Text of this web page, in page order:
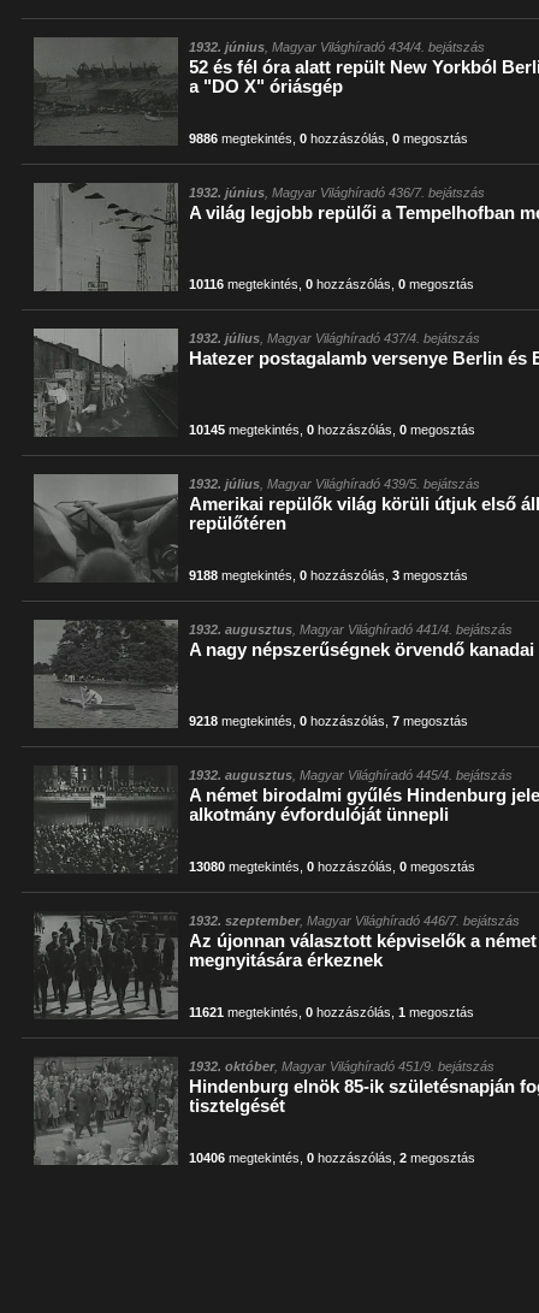
1932. június , Magyar Világhíradó 434/4. bejátszás
52 és fél óra alatt repült New Yorkból
a "DO X" óriásgép
9886 megtekintés ,0 hozzászólás ,0 megosztás
1932. június , Magyar Világhíradó 436/7. bejátszás
A világ legjobb repülői a Tempelhofban
10116 megtekintés ,0 hozzászólás ,0 megosztás
1932. július , Magyar Világhíradó 437/4. bejátszás
Hatezer postagalamb versenye Berlin és
10145 megtekintés ,0 hozzászólás ,0 megosztás
1932. július , Magyar Világhíradó 439/5. bejátszás
Amerikai repülők világ körüli útjuk első
repülőtéren
9188 megtekintés ,0 hozzászólás ,3 megosztás
1932. augusztus , Magyar Világhíradó 441/4. bejátszás
A nagy népszerűségnek örvendő
9218 megtekintés ,0 hozzászólás ,7 megosztás
1932. augusztus , Magyar Világhíradó 445/4. bejátszás
A német birodalmi gyűlés Hindenburg
alkotmány évfordulóját ünnepli
13080 megtekintés ,0 hozzászólás ,0 megosztás
1932. szeptember, Magyar Világhíradó 446/7. bejátszás
Az újonnan választott képviselők a
megnyitására érkeznek
11621 megtekintés ,0 hozzászólás ,1 megosztás
1932. október, Magyar Világhíradó 451/9. bejátszás
Hindenburg elnök 85-ik születésnapján
tisztelgését
10406 megtekintés ,0 hozzászólás ,2 megosztás